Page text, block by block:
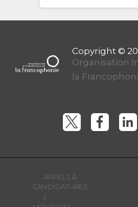
APPELS À
CANDIDATURES
Organisation
la